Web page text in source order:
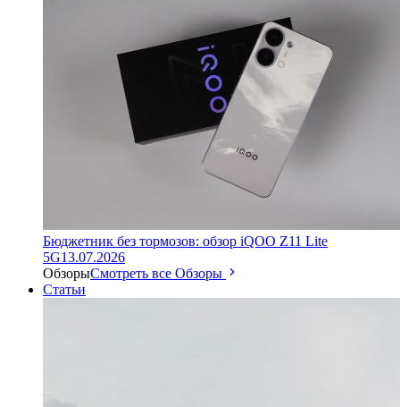
Бюджетник без тормозов: обзор iQOO Z11 Lite
5G13.07.2026
ОбзорыСмотреть все Обзоры
Статьи